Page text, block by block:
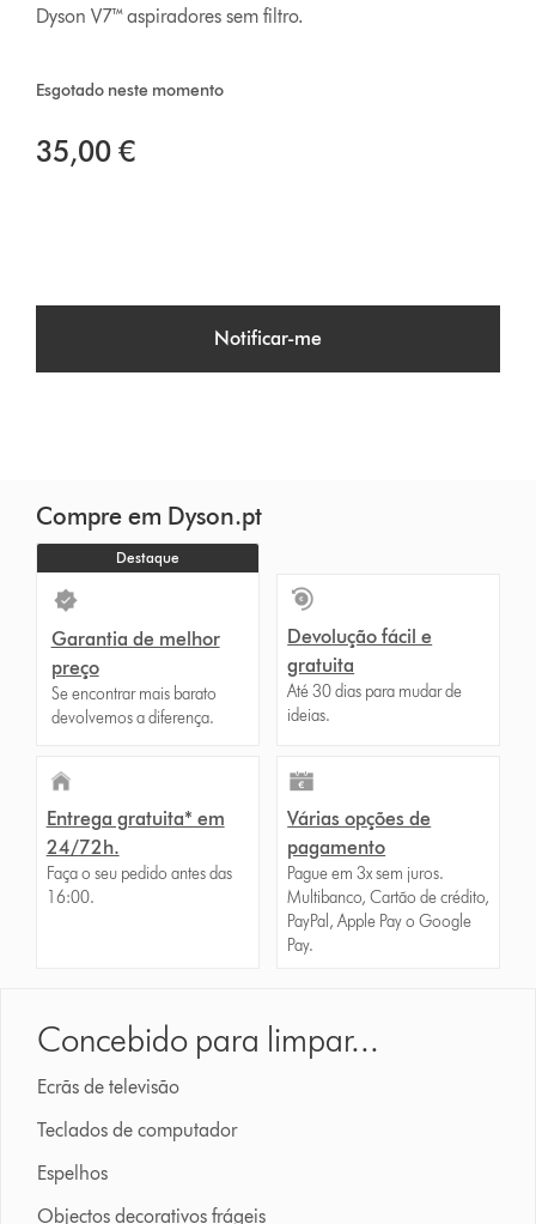
Dyson V7™ aspiradores sem filtro.
Esgotado neste momento
35,00 €
Notificar-me
Compre em Dyson.pt
Destaque
Garantia de melhor
preço
Se encontrar mais barato
devolvemos a diferença.
Devolução fácil e
gratuita
Até 30 dias para mudar de
ideias.
Entrega gratuita* em
24/72h.
Faça o seu pedido antes das
16:00.
Várias opções de
pagamento
Pague em 3x sem juros.
Multibanco, Cartão de crédito,
PayPal, Apple Pay o Google
Pay.
Concebido para limpar...
Ecrãs de televisão
Teclados de computador
Espelhos
Objectos decorativos frágeis